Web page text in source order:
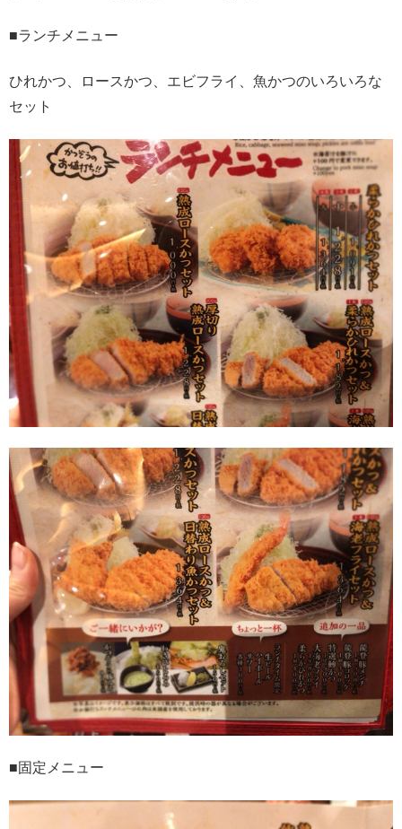
■ランチメニュー
ひれかつ、ロースかつ、エビフライ、魚かつのいろいろな
セット
■固定メニュー